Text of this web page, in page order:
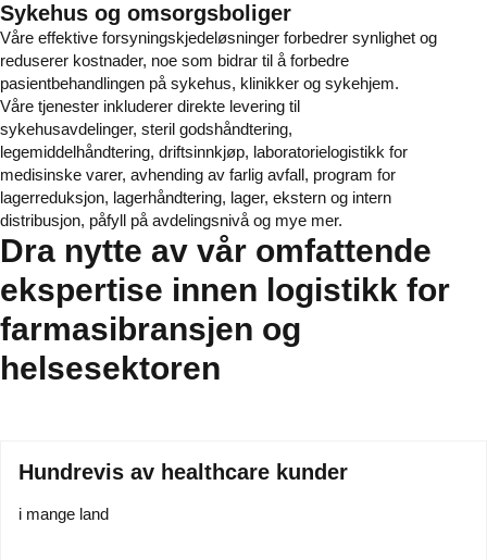
Sykehus og omsorgsboliger
Våre effektive forsyningskjedeløsninger forbedrer synlighet og
reduserer kostnader, noe som bidrar til å forbedre
pasientbehandlingen på sykehus, klinikker og sykehjem.
Våre tjenester inkluderer direkte levering til
sykehusavdelinger, steril godshåndtering,
legemiddelhåndtering, driftsinnkjøp, laboratorielogistikk for
medisinske varer, avhending av farlig avfall, program for
lagerreduksjon, lagerhåndtering, lager, ekstern og intern
distribusjon, påfyll på avdelingsnivå og mye mer.
Dra nytte av vår omfattende
ekspertise innen logistikk for
farmasibransjen og
helsesektoren
Hundrevis av healthcare kunder
i mange land